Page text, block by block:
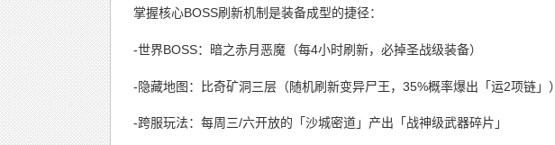
掌握核心BOSS刷新机制是装备成型的捷径：
-世界BOSS：暗之赤月恶魔（每4小时刷新，必掉圣战级装备）
-隐藏地图：比奇矿洞三层（随机刷新变异尸王，35%概率爆出「运2项链」）
-跨服玩法：每周三/六开放的「沙城密道」产出「战神级武器碎片」